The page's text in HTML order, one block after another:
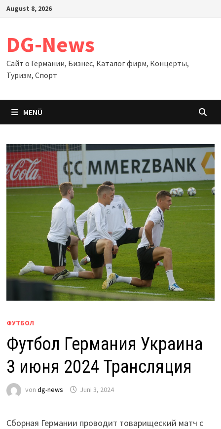
Zum
August 8, 2026
DG-News
Сайт о Германии, Бизнес, Каталог фирм, Концерты,
Туризм, Спорт
MENÜ
ФУТБОЛ
Футбол Германия Украина
3 июня 2024 Трансляция
von dg-news Juni 3, 2024
Сборная Германии проводит товарищеский матч с